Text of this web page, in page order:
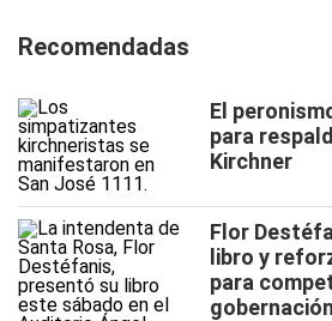
Recomendadas
El
para
Kirchner
Flor
libro y
para
gobernación